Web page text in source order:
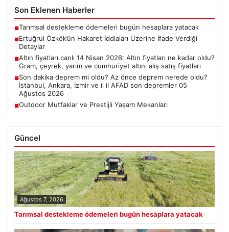
Son Eklenen Haberler
■Tarımsal destekleme ödemeleri bugün hesaplara yatacak
■Ertuğrul Özkök’ün Hakaret İddiaları Üzerine İfade Verdiği
Detaylar
■Altın fiyatları canlı 14 Nisan 2026: Altın fiyatları ne kadar oldu?
Gram, çeyrek, yarım ve cumhuriyet altını alış satış fiyatları
■Son dakika deprem mi oldu? Az önce deprem nerede oldu?
İstanbul, Ankara, İzmir ve il il AFAD son depremler 05
Ağustos 2026
■Outdoor Mutfaklar ve Prestijli Yaşam Mekanları
Güncel
Ağustos 7, 2026
Tarımsal destekleme ödemeleri bugün hesaplara yatacak